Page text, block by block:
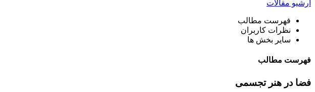
آرشیو مقالات
فهرست مطالب
نظرات کاربران
سایر بخش ها
فهرست مطالب
فضا در هنر تجسمی